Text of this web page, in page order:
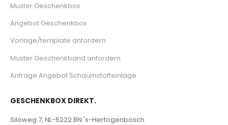
Muster Geschenkbox
Angebot Geschenkbox
Vorlage/template anfordern
Muster Geschenkband anfordern
Anfrage Angebot Schaumstoffeinlage
GESCHENKBOX DIREKT.
Siloweg 7, NL-5222 BN 's-Hertogenbosch